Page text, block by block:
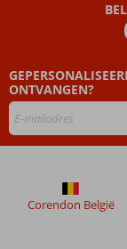
ONTVANGEN?
Corendon België